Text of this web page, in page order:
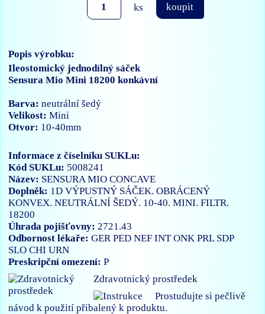
ks koupit
Popis výrobku:
Ileostomický jednodílný sáček
Sensura Mio Mini 18200 konkávní
Barva: neutrální šedý
Velikost: Mini
Otvor: 10-40mm
Informace z číselníku SUKLu:
Kód SUKLu: 5008241
Název: SENSURA MIO CONCAVE
Doplněk: 1D VÝPUSTNÝ SÁČEK. OBRÁCENÝ
KONVEX. NEUTRÁLNÍ ŠEDÝ. 10-40. MINI. FILTR.
18200
Úhrada pojišťovny:2721.43
Odbornost lékaře:GERPEDNEFINTONKPRL SDP
SLOCHIURN
Preskripční omezení:P
Zdravotnický prostředek
Prostudujte si pečlivě
návod k použití přibalený k produktu.